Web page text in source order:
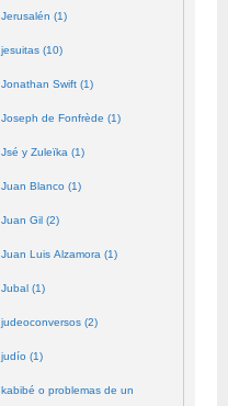
Jerusalén (1)
jesuitas (10)
Jonathan Swift (1)
Joseph de Fonfrède (1)
Jsé y Zuleïka (1)
Juan Blanco (1)
Juan Gil (2)
Juan Luis Alzamora (1)
Jubal (1)
judeoconversos (2)
judío (1)
kabibé o problemas de un